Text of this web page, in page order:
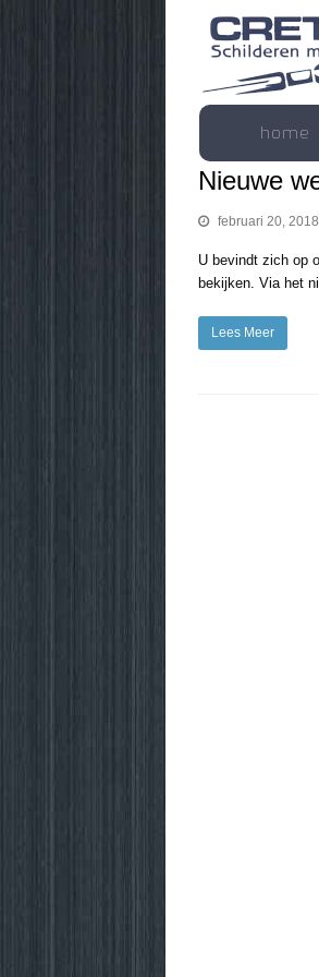
home
Nieuwe
februari 20, 2018
U bevindt zich op
bekijken. Via het
Lees Meer